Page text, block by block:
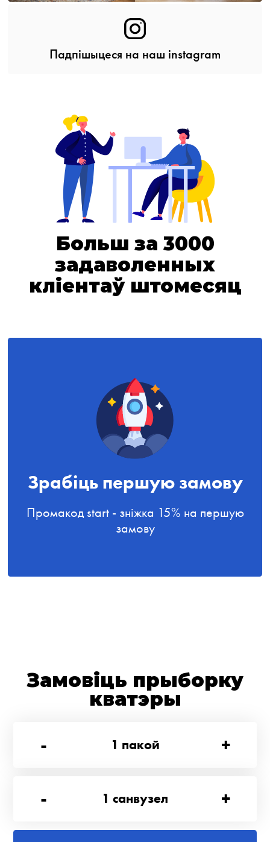
Падпішыцеся на наш instagram
Больш за 3000
задаволенных
кліентаў штомесяц
Зрабіць першую замову
Промакод start - зніжка 15% на першую
замову
Замовіць прыборку
кватэры
-
1 пакой +
- 1 санвузел +